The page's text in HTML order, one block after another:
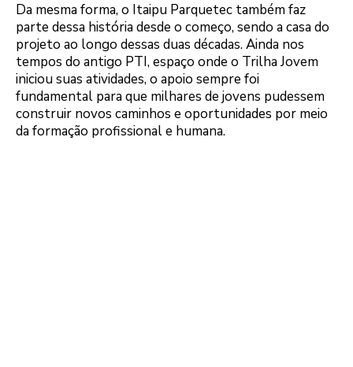
Da mesma forma, o Itaipu Parquetec também faz
parte dessa história desde o começo, sendo a casa do
projeto ao longo dessas duas décadas. Ainda nos
tempos do antigo PTI, espaço onde o Trilha Jovem
iniciou suas atividades, o apoio sempre foi
fundamental para que milhares de jovens pudessem
construir novos caminhos e oportunidades por meio
da formação profissional e humana.